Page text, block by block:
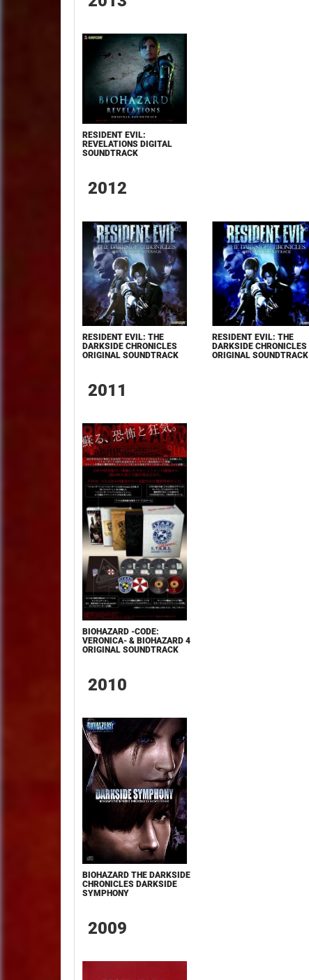
RESIDENT EVIL:
REVELATIONS DIGITAL
SOUNDTRACK
2012
RESIDENT EVIL: THE
DARKSIDE CHRONICLES
ORIGINAL SOUNDTRACK
RESIDENT EVIL: THE
DARKSIDE CHRONICLES
ORIGINAL SOUNDTRACK
2011
BIOHAZARD -CODE:
VERONICA- & BIOHAZARD 4
ORIGINAL SOUNDTRACK
2010
BIOHAZARD THE DARKSIDE
CHRONICLES DARKSIDE
SYMPHONY
2009